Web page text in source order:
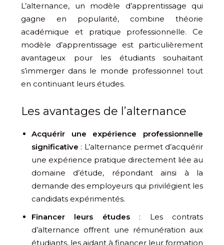
L’alternance, un modèle d’apprentissage qui
gagne en popularité, combine théorie
académique et pratique professionnelle. Ce
modèle d’apprentissage est particulièrement
avantageux pour les étudiants souhaitant
s’immerger dans le monde professionnel tout
en continuant leurs études.
Les avantages de l’alternance
Acquérir une expérience professionnelle
significative : L’alternance permet d’acquérir
une expérience pratique directement liée au
domaine d’étude, répondant ainsi à la
demande des employeurs qui privilégient les
candidats expérimentés.
Financer leurs études: Les contrats
d’alternance offrent une rémunération aux
étudiants, les aidant à financer leur formation